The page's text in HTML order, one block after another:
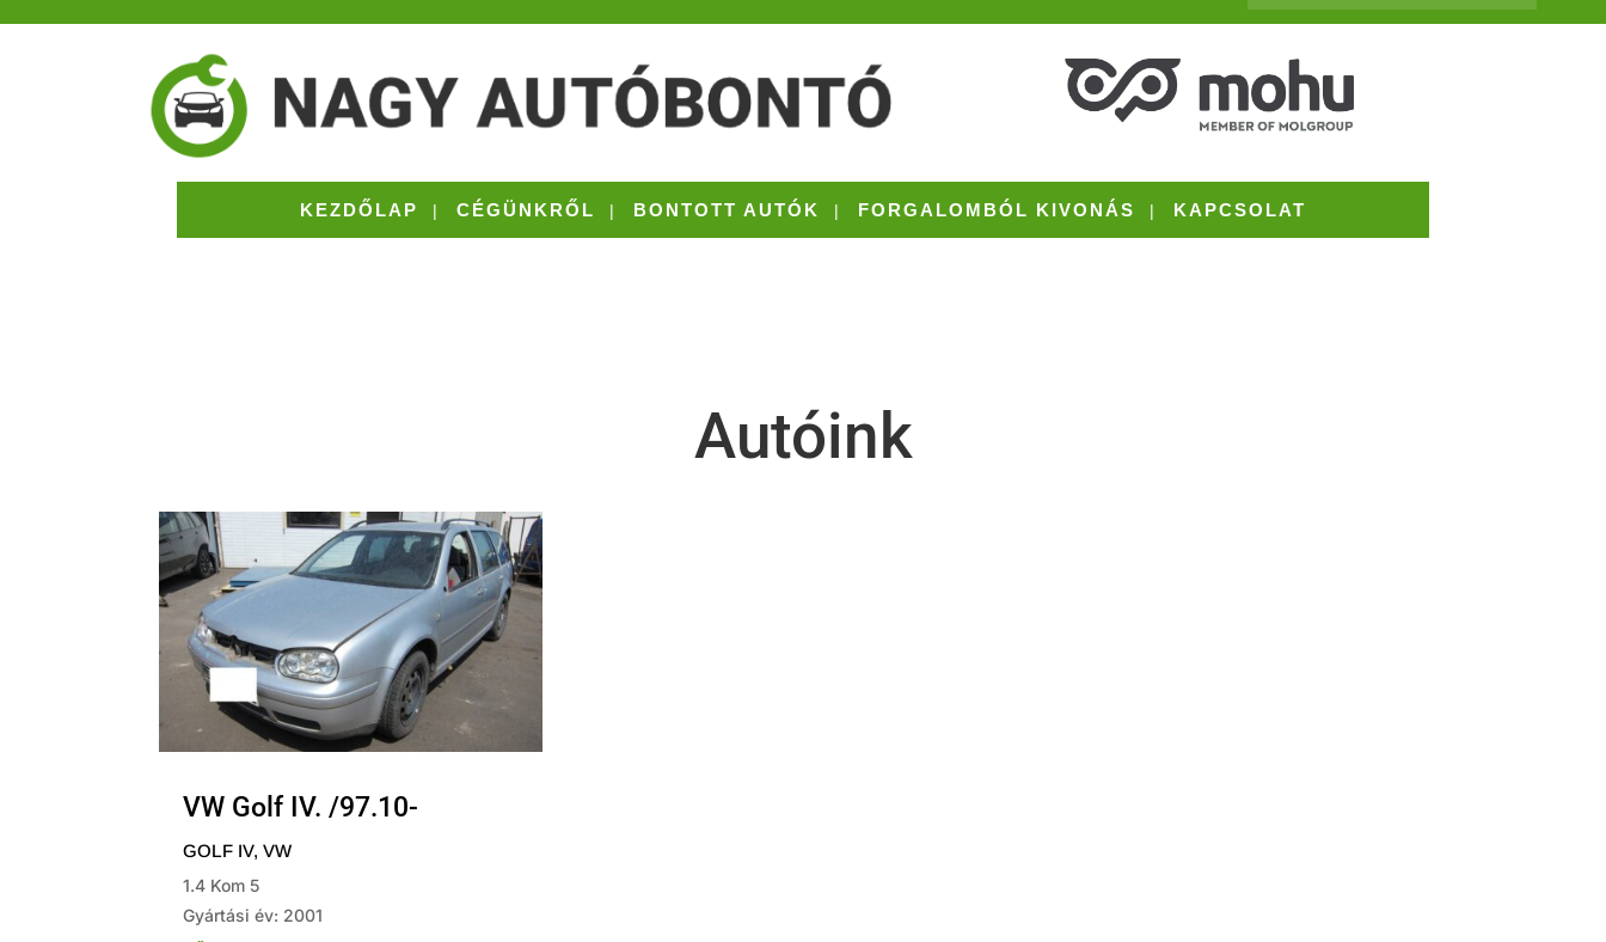
KEZDŐLAP CÉGÜNKRŐL BONTOTT AUTÓK FORGALOMBÓL KIVONÁS KAPCSOLAT
Autóink
VW Golf IV. /97.10-
GOLF IV,VW
1.4 Kom 5
Gyártási év: 2001